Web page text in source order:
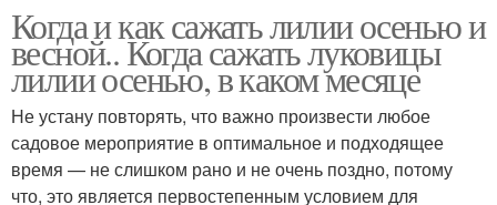
Когда и как сажать лилии осенью и
весной.. Когда сажать луковицы
лилии осенью, в каком месяце
Не устану повторять, что важно произвести любое
садовое мероприятие в оптимальное и подходящее
время — не слишком рано и не очень поздно, потому
что, это является первостепенным условием для